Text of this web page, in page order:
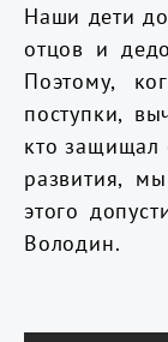
Наши дети
отцов и
Поэтому,
поступки,
кто защищал
развития,
этого
Володин.